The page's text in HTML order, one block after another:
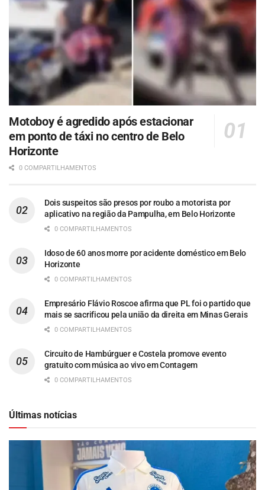
Motoboy é agredido após estacionar
em ponto de táxi no centro de Belo
Horizonte
0 COMPARTILHAMENTOS
Dois suspeitos são presos por roubo a motorista por
aplicativo na região da Pampulha, em Belo Horizonte
0 COMPARTILHAMENTOS
Idoso de 60 anos morre por acidente doméstico em Belo
Horizonte
0 COMPARTILHAMENTOS
Empresário Flávio Roscoe afirma que PL foi o partido que
mais se sacrificou pela união da direita em Minas Gerais
0 COMPARTILHAMENTOS
Circuito de Hambúrguer e Costela promove evento
gratuito com música ao vivo em Contagem
0 COMPARTILHAMENTOS
Últimas notícias